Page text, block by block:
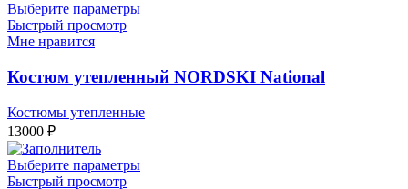
Выберите параметры
Быстрый просмотр
Мне нравится
Костюм утепленный NORDSKI National
Костюмы утепленные
13000 ₽
Выберите параметры
Быстрый просмотр